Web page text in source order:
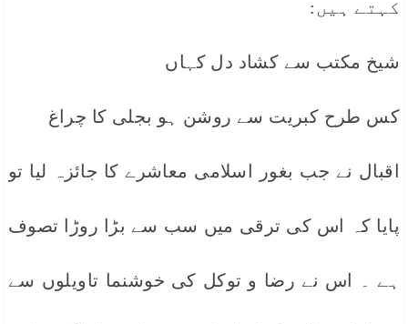
کہتے ہیں:
شیخ مکتب سے کشاد دل کہاں
کس طرح کبریت سے روشن ہو بجلی کا چراغ
اقبال نے جب بغور اسلامی معاشرے کا جائزہ لیا تو
پایا کہ اس کی ترقی میں سب سے بڑا روڑا تصوف
ہے ۔ اس نے رضا و توکل کی خوشنما تاویلوں سے